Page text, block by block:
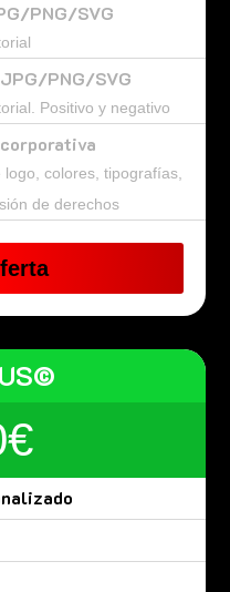
PNG/SVG
PNG/SVG
Positivo y negativo
colores, tipografías,
de derechos